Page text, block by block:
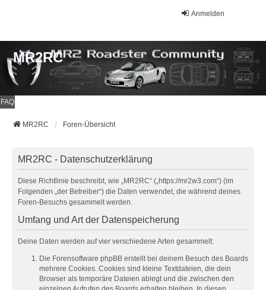
Anmelden
MR2RC
FAQ
MR2RC Foren-Übersicht
MR2RC - Datenschutzerklärung
Diese Richtlinie beschreibt, wie „MR2RC“ („https://mr2w3.com“) (im
Folgenden „der Betreiber“) die Daten verwendet, die während deines
Foren-Besuchs gesammelt werden.
Umfang und Art der Datenspeicherung
Deine Daten werden auf vier verschiedene Arten gesammelt:
Die Forensoftware phpBB erstellt bei deinem Besuch des Boards
mehrere Cookies. Cookies sind kleine Textdateien, die dein
Browser als temporäre Dateien ablegt und die zwischen den